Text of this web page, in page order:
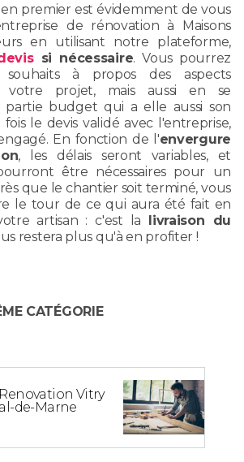
premier est évidemment de vous
de rénovation à Maisons
en utilisant notre plateforme,
si nécessaire. Vous pourrez
à propos des aspects
votre projet, mais aussi en se
budget qui a elle aussi son
le devis validé avec l'entreprise,
En fonction de l'envergure
, les délais seront variables, et
être nécessaires pour un
que le chantier soit terminé, vous
le tour de ce qui aura été fait en
artisan : c'est la livraison du
restera plus qu'à en profiter !
CATÉGORIE
Vitry
de-Marne